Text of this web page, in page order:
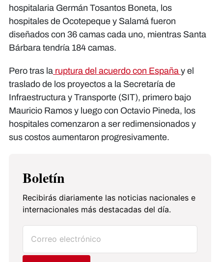
hospitalaria Germán Tosantos Boneta, los
hospitales de Ocotepeque y Salamá fueron
diseñados con 36 camas cada uno, mientras Santa
Bárbara tendría 184 camas.
Pero tras la ruptura del acuerdo con España y el
traslado de los proyectos a la Secretaría de
Infraestructura y Transporte (SIT), primero bajo
Mauricio Ramos y luego con Octavio Pineda, los
hospitales comenzaron a ser redimensionados y
sus costos aumentaron progresivamente.
Boletín
Recibirás diariamente las noticias nacionales e
internacionales más destacadas del día.